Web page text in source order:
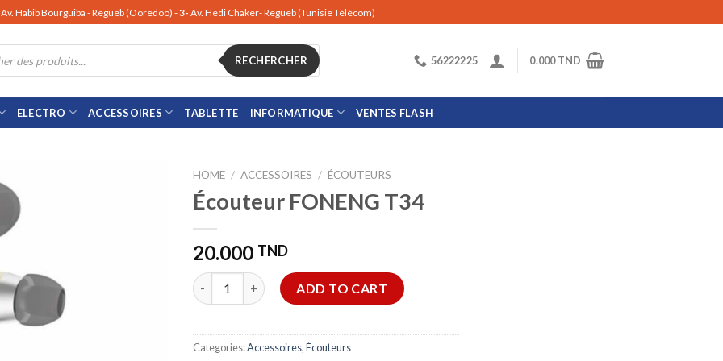
Av. Habib Bourguiba - Regueb (Ooredoo) -3- Av. Hedi Chaker- Regueb (Tunisie Télécom)
RECHERCHER 56222225 0.000TND
ELECTRO ACCESSOIRES TABLETTE INFORMATIQUE VENTES FLASH
HOME / ACCESSOIRES / ÉCOUTEURS
Écouteur FONENG T34
20.000 TND
Écouteur FONENG T34 quantity
ADD TO CART
Categories:Accessoires,Écouteurs